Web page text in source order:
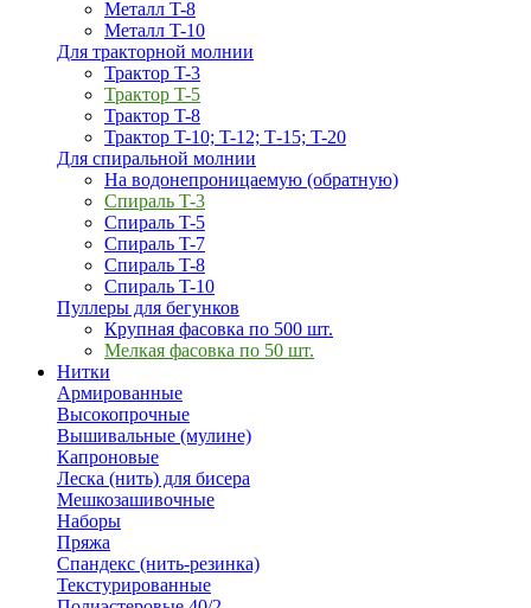
Металл T-8
Металл T-10
Для тракторной молнии
Трактор T-3
Трактор T-5
Трактор T-8
Трактор T-10; T-12; Т-15; T-20
Для спиральной молнии
На водонепроницаемую (обратную)
Спираль T-3
Спираль T-5
Спираль T-7
Спираль T-8
Спираль T-10
Пуллеры для бегунков
Крупная фасовка по 500 шт.
Мелкая фасовка по 50 шт.
Нитки
Армированные
Высокопрочные
Вышивальные (мулине)
Капроновые
Леска (нить) для бисера
Мешкозашивочные
Наборы
Пряжа
Спандекс (нить-резинка)
Текстурированные